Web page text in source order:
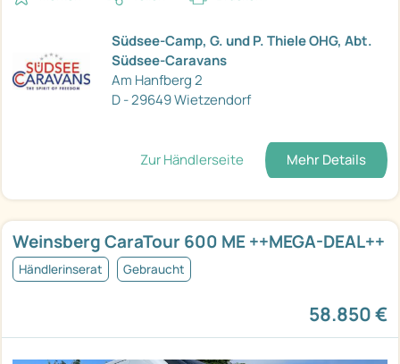
Südsee-Camp, G. und P. Thiele OHG, Abt.
Südsee-Caravans
Am Hanfberg 2
D - 29649 Wietzendorf
Zur Händlerseite Mehr Details
Weinsberg CaraTour 600 ME ++MEGA-DEAL++
Händlerinserat Gebraucht
58.850 €